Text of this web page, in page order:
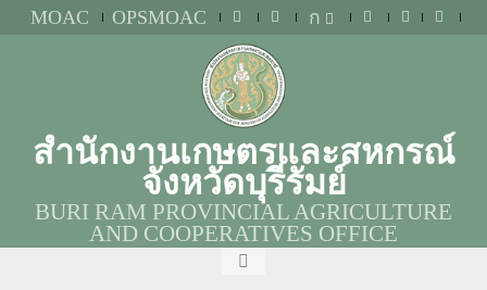
MOAC OPSMOAC ก
สำนักงานเกษตรและสหกรณ์
จังหวัดบุรีรัมย์
BURI RAM PROVINCIAL AGRICULTURE
AND COOPERATIVES OFFICE